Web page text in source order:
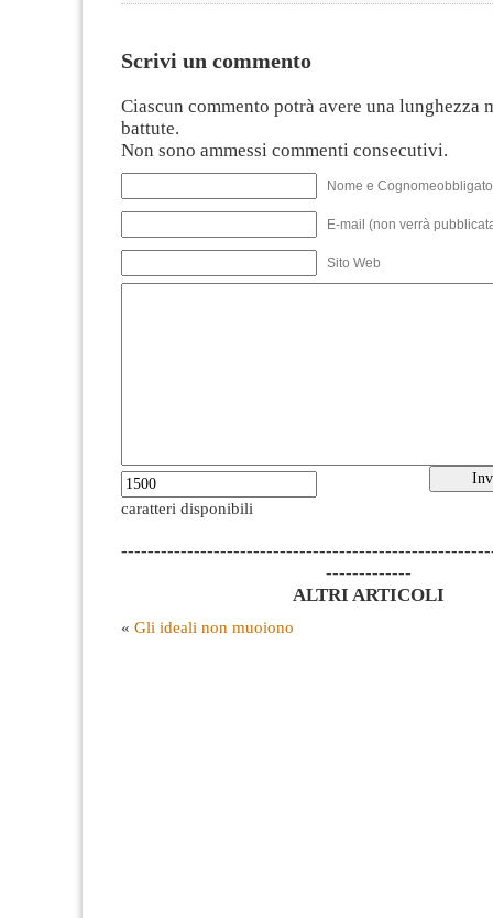
Scrivi un commento
Ciascun commento potrà avere una lunghezza
battute.
Non sono ammessi commenti consecutivi.
Nome e
E-mail (non verrà
Sito Web
caratteri disponibili
-------------
ALTRI ARTICOLI
« Gli ideali non muoiono